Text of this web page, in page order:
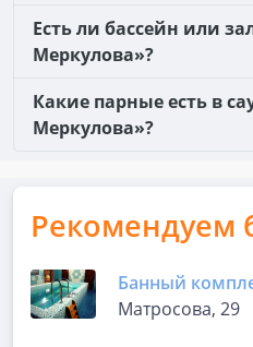
Есть ли бассейн или
Меркулова»?
Какие парные есть в
Меркулова»?
Рекомендуем
Банный
Матросова, 29